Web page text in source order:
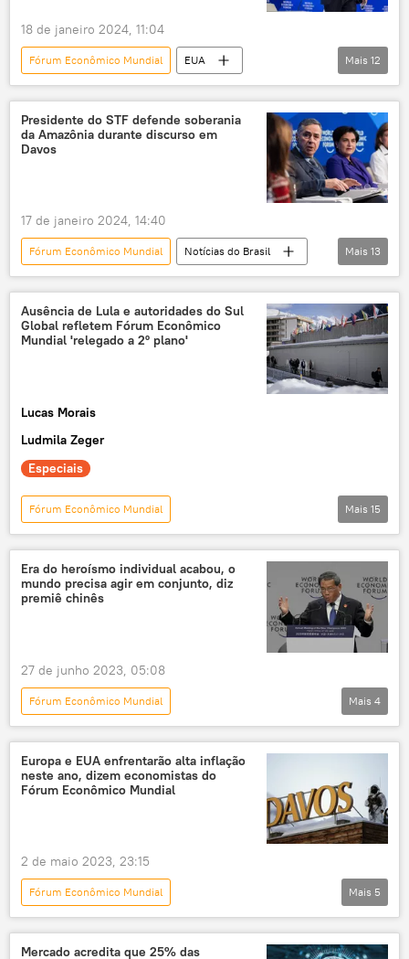
Vladimir Putin
Dmitry Peskov
Europa
Américas
18 de janeiro 2024, 11:04
Fórum Econômico Mundial
EUA
EUA no Iraque
Iraque
Oriente Médio e África
Daesh
Jake Sullivan
Joe Biden
Curdistão
Curdistão iraquiano
Casa Branca
Suíça
Mais 12
Presidente do STF defende soberania
da Amazônia durante discurso em
Davos
17 de janeiro 2024, 14:40
Fórum Econômico Mundial
Notícias do Brasil
Luís Roberto Barroso
Celso Amorim
Amazônia
Davos
Suíça
Supremo Tribunal Federal (STF)
soberania
crime organizado
Mais 13
Ausência de Lula e autoridades do Sul
Global refletem Fórum Econômico
Mundial 'relegado a 2º plano'
Lucas Morais
Ludmila Zeger
Especiais
Fórum Econômico Mundial
Panorama internacional
Américas
BRICS
Sul Global
Davos
Brasil
Marina Silva
Javier Milei
desdolarização
meio ambiente
transição energética
Mais 15
Era do heroísmo individual acabou, o
mundo precisa agir em conjunto, diz
premiê chinês
27 de junho 2023, 05:08
Fórum Econômico Mundial
Panorama internacional
China
cooperação bilateral
trabalho conjunto
desenvolvimento
Mais 4
Europa e EUA enfrentarão alta inflação
neste ano, dizem economistas do
Fórum Econômico Mundial
2 de maio 2023, 23:15
Fórum Econômico Mundial
Panorama internacional
Economia
inflação
economistas sanções
Mais 5
Mercado acredita que 25% das